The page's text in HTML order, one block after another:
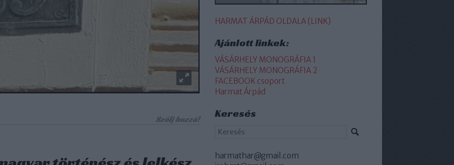
Szólj hozzá!
HARMAT ÁRPÁD OLDALA (LINK)
Ajánlott linkek:
VÁSÁRHELY MONOGRÁFIA 1
VÁSÁRHELY MONOGRÁFIA 2
FACEBOOK csoport
Harmat Árpád
Keresés
harmathar@gmail.com